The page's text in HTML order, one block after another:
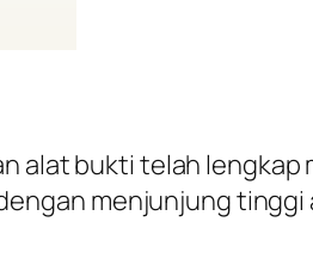
alat bukti telah
menjunjung